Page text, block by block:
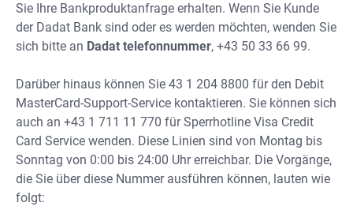
Sie Ihre Bankproduktanfrage erhalten. Wenn Sie Kunde
der Dadat Bank sind oder es werden möchten, wenden Sie
sich bitte an Dadat telefonnummer, +43 50 33 66 99.
Darüber hinaus können Sie 43 1 204 8800 für den Debit
MasterCard-Support-Service kontaktieren. Sie können sich
auch an +43 1 711 11 770 für Sperrhotline Visa Credit
Card Service wenden. Diese Linien sind von Montag bis
Sonntag von 0:00 bis 24:00 Uhr erreichbar. Die Vorgänge,
die Sie über diese Nummer ausführen können, lauten wie
folgt: